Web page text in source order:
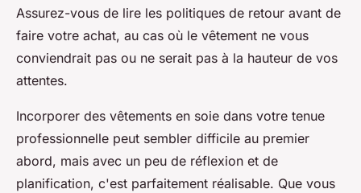
Assurez-vous de lire les politiques de retour avant de
faire votre achat, au cas où le vêtement ne vous
conviendrait pas ou ne serait pas à la hauteur de vos
attentes.
Incorporer des vêtements en soie dans votre tenue
professionnelle peut sembler difficile au premier
abord, mais avec un peu de réflexion et de
planification, c'est parfaitement réalisable. Que vous